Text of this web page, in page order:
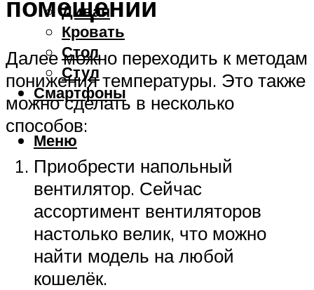
Диван
Кровать
Стол
Стул
Смартфоны
Меню
помещении
Далее можно переходить к методам
понижения температуры. Это также
можно сделать в несколько
способов:
Приобрести напольный
вентилятор. Сейчас
ассортимент вентиляторов
настолько велик, что можно
найти модель на любой
кошелёк.